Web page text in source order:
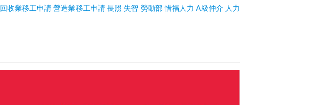
回收業移工申請 營造業移工申請 長照 失智 勞動部 惜福人力 A級仲介 人力